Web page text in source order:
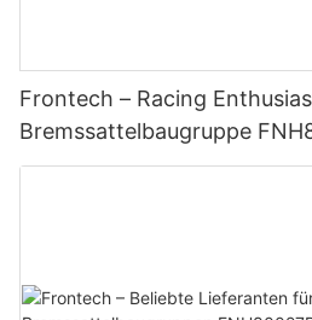
Frontech – Racing
Bremssattelbaugruppe